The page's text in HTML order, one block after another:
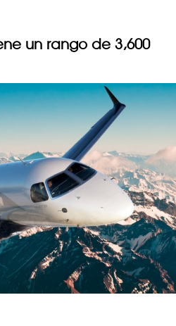
un rango de 3,600